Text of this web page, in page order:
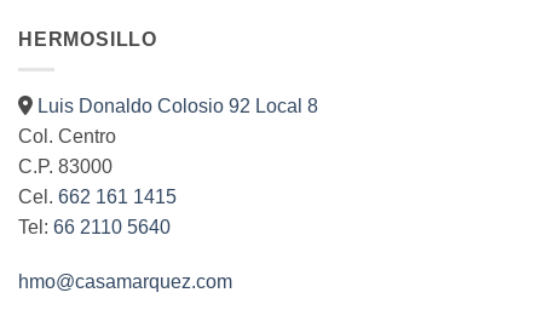
HERMOSILLO
Luis Donaldo Colosio 92 Local 8
Col. Centro
C.P. 83000
Cel. 662 161 1415
Tel: 66 2110 5640
hmo@casamarquez.com